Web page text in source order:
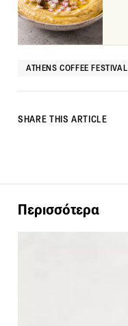
ATHENS COFFEE FESTIVAL
SHARE THIS ARTICLE
Περισσότερα